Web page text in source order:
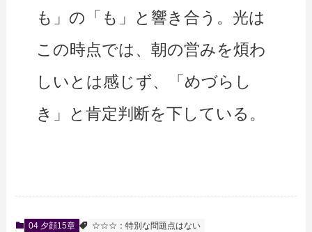
も」の「も」と響き合う。光は
この時点では、朝の営みを煩わ
しいとは感じず、「めづらし
き」と肯定判断を下している。
04 夕顔15章 ☆☆☆：特別な問題点はない